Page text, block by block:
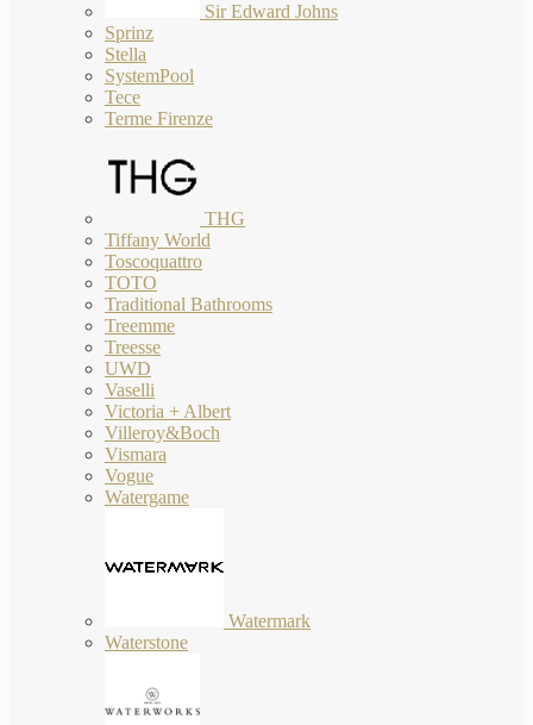
Sir Edward Johns
Sprinz
Stella
SystemPool
Tece
Terme Firenze
THG
Tiffany World
Toscoquattro
TOTO
Traditional Bathrooms
Treemme
Treesse
UWD
Vaselli
Victoria + Albert
Villeroy&Boch
Vismara
Vogue
Watergame
Watermark
Waterstone